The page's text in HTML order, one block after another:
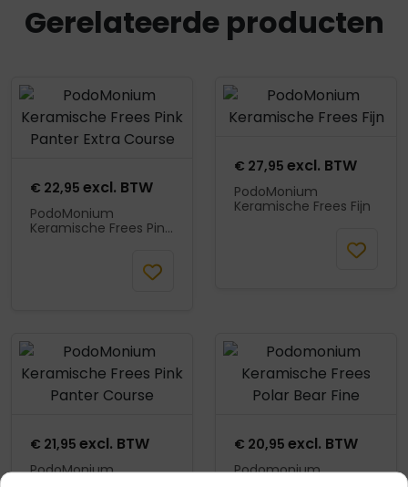
Gerelateerde producten
Product openen
€ 22,95 excl. BTW
PodoMonium
Keramische Frees Pink
Product openen
€ 27,95 excl. BTW
PodoMonium
Keramische Frees Fijn
Product openen
€ 21,95 excl. BTW
PodoMonium
Product openen
€ 20,95 excl. BTW
Podomonium